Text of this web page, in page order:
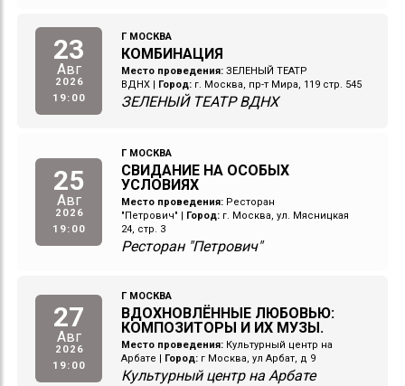
23
Авг
2026
19:00
Г МОСКВА
КОМБИНАЦИЯ
Место проведения: ЗЕЛЕНЫЙ ТЕАТР
ВДНХ | Город: г. Москва, пр-т Мира, 119 стр. 545
ЗЕЛЕНЫЙ ТЕАТР ВДНХ
25
Авг
2026
19:00
Г МОСКВА
СВИДАНИЕ НА ОСОБЫХ
УСЛОВИЯХ
Место проведения: Ресторан
"Петрович"
Город: г. Москва, ул. Мясницкая
24, стр. 3
Ресторан "Петрович"
27
Авг
2026
19:00
Г МОСКВА
ВДОХНОВЛЁННЫЕ ЛЮБОВЬЮ:
КОМПОЗИТОРЫ И ИХ МУЗЫ.
Место проведения: Культурный центр на
Арбате
Город: г Москва, ул Арбат, д 9
Культурный центр на Арбате